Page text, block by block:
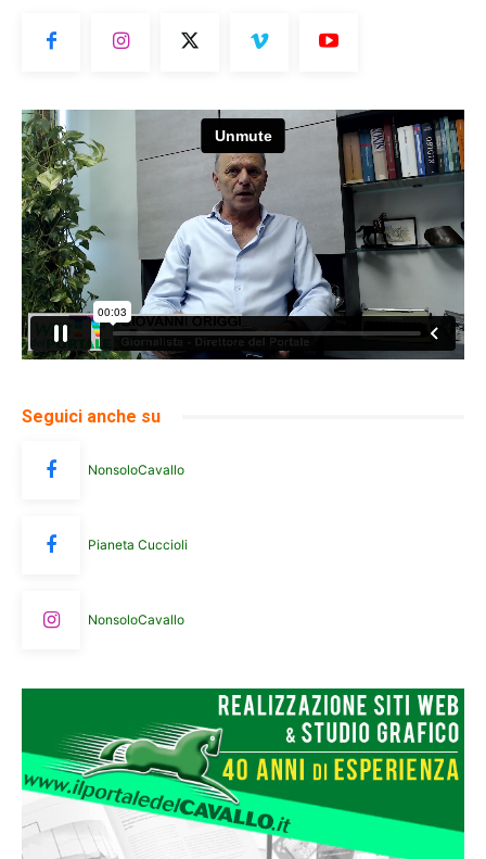
Seguici anche su
NonsoloCavallo
Pianeta Cuccioli
NonsoloCavallo